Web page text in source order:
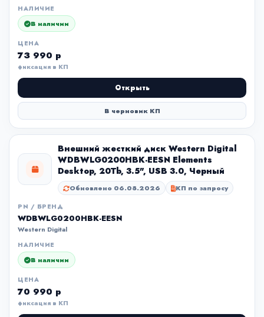
НАЛИЧИЕ
В наличии
ЦЕНА
73 990 р
фиксация в КП
Открыть
В черновик КП
Внешний жесткий диск Western Digital
WDBWLG0200HBK-EESN Elements
Desktop, 20Tb, 3.5", USB 3.0, Черный
Обновлено 06.08.2026 КП по запросу
PN / БРЕНД
WDBWLG0200HBK-EESN
Western Digital
НАЛИЧИЕ
В наличии
ЦЕНА
70 990 р
фиксация в КП